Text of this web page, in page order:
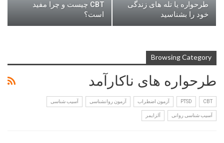
طرحواره یا تله های زندگی
خود را بشناسید
CBT چیست و چرا مفید
است؟
Browsing Category
طرحواره های ناکارآمد
CBT
PTSD آزمون اضطراب آزمون روانشناسی آسیب شناسی
آسیب شناسی روانی آلزایمر